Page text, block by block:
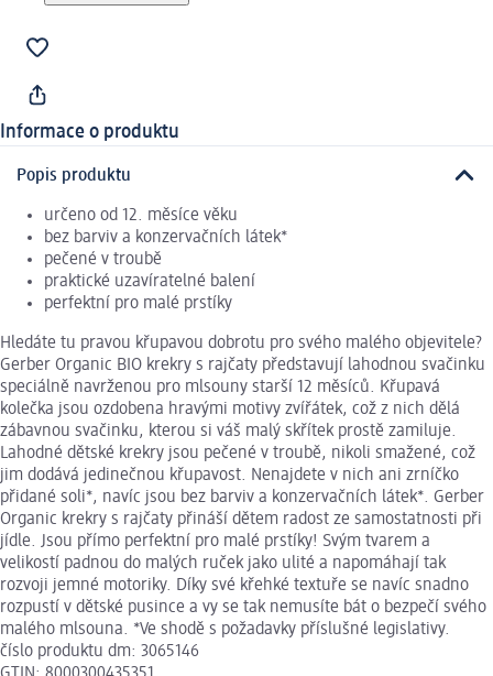
Informace o produktu
Popis produktu
určeno od 12. měsíce věku
bez barviv a konzervačních látek*
pečené v troubě
praktické uzavíratelné balení
perfektní pro malé prstíky
Hledáte tu pravou křupavou dobrotu pro svého malého objevitele?
Gerber Organic BIO krekry s rajčaty představují lahodnou svačinku
speciálně navrženou pro mlsouny starší 12 měsíců. Křupavá
kolečka jsou ozdobena hravými motivy zvířátek, což z nich dělá
zábavnou svačinku, kterou si váš malý skřítek prostě zamiluje.
Lahodné dětské krekry jsou pečené v troubě, nikoli smažené, což
jim dodává jedinečnou křupavost. Nenajdete v nich ani zrníčko
přidané soli*, navíc jsou bez barviv a konzervačních látek*. Gerber
Organic krekry s rajčaty přináší dětem radost ze samostatnosti při
jídle. Jsou přímo perfektní pro malé prstíky! Svým tvarem a
velikostí padnou do malých ruček jako ulité a napomáhají tak
rozvoji jemné motoriky. Díky své křehké textuře se navíc snadno
rozpustí v dětské pusince a vy se tak nemusíte bát o bezpečí svého
malého mlsouna. *Ve shodě s požadavky příslušné legislativy.
číslo produktu dm: 3065146